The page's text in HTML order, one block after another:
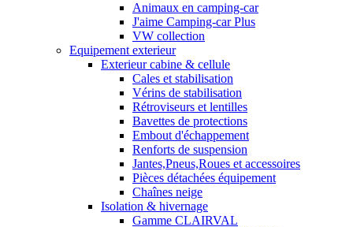
Animaux en camping-car
J'aime Camping-car Plus
VW collection
Equipement exterieur
Exterieur cabine & cellule
Cales et stabilisation
Vérins de stabilisation
Rétroviseurs et lentilles
Bavettes de protections
Embout d'échappement
Renforts de suspension
Jantes,Pneus,Roues et accessoires
Pièces détachées équipement
Chaînes neige
Isolation & hivernage
Gamme CLAIRVAL